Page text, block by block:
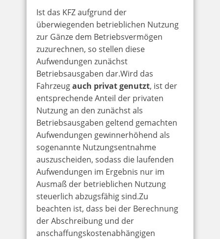
Ist das KFZ aufgrund der
überwiegenden betrieblichen Nutzung
zur Gänze dem Betriebsvermögen
zuzurechnen, so stellen diese
Aufwendungen zunächst
Betriebsausgaben dar.Wird das
Fahrzeugauch privat genutzt, ist der
entsprechende Anteil der privaten
Nutzung an den zunächst als
Betriebsausgaben geltend gemachten
Aufwendungen gewinnerhöhend als
sogenannte Nutzungsentnahme
auszuscheiden, sodass die laufenden
Aufwendungen im Ergebnis nur im
Ausmaß der betrieblichen Nutzung
steuerlich abzugsfähig sind.Zu
beachten ist, dass bei der Berechnung
der Abschreibung und der
anschaffungskostenabhängigen